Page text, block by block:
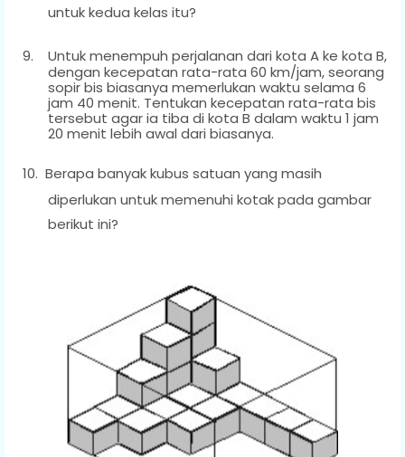
untuk kedua kelas itu?
9.
Untuk menempuh perjalanan dari kota A ke kota B,
dengan kecepatan rata-rata 60 km/jam, seorang
sopir bis biasanya memerlukan waktu selama 6
jam 40 menit. Tentukan kecepatan rata-rata bis
tersebut agar ia tiba di kota B dalam waktu 1 jam
20 menit lebih awal dari biasanya.
10. Berapa banyak kubus satuan yang masih
diperlukan untuk memenuhi kotak pada gambar
berikut ini?